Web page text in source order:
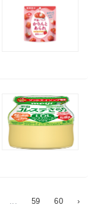
... 59 60 ›